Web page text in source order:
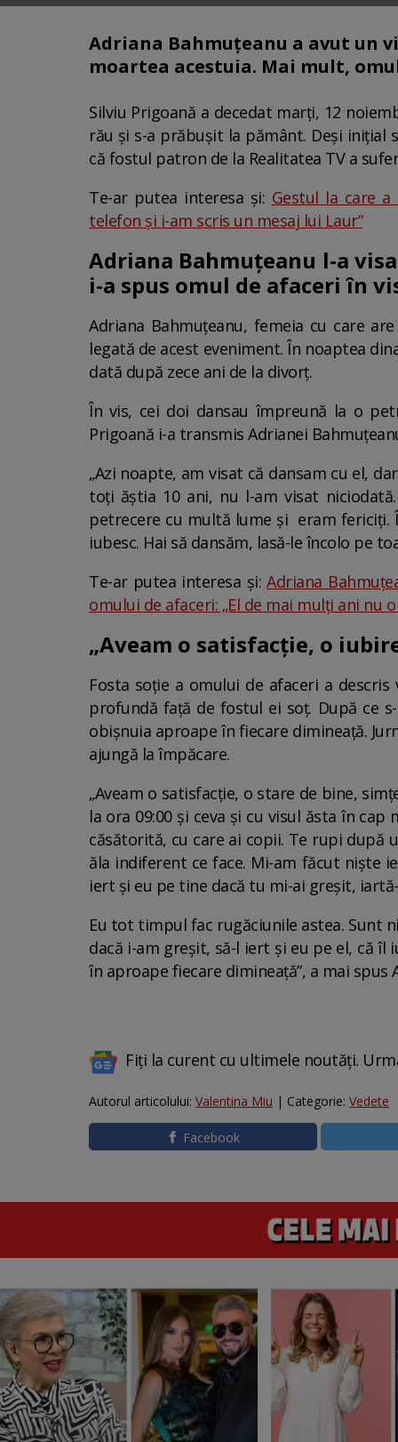
Adriana Bahmuțeanu a avut un
moartea acestuia. Mai mult,
Silviu Prigoană a decedat marți, 12
rău și s-a prăbușit la pământ. Deși inițial
că fostul patron de la Realitatea TV a
Te-ar putea interesa și: Gestul la care
telefon și i-am scris un mesaj lui Laur”
Adriana Bahmuțeanu l-a
i-a spus omul de afaceri în
Adriana Bahmuțeanu, femeia cu care
legată de acest eveniment. În noaptea
dată după zece ani de la divorț.
În vis, cei doi dansau împreună la o
Prigoană i-a transmis Adrianei
„Azi noapte, am visat că dansam cu el,
toți ăștia 10 ani, nu l-am visat
petrecere cu multă lume și eram fericiți.
iubesc. Hai să dansăm, lasă-le încolo pe
Te-ar putea interesa și:Adriana
omului de afaceri: „El de mai mulți ani nu
„Aveam o satisfacție, o
Fosta soție a omului de afaceri a
profundă față de fostul ei soț. După ce
obișnuia aproape în fiecare dimineață.
ajungă la împăcare.
„Aveam o satisfacție, o stare de bine,
la ora 09:00 și ceva și cu visul ăsta în
căsătorită, cu care ai copii. Te rupi după
ăla indiferent ce face. Mi-am făcut niște
iert și eu pe tine dacă tu mi-ai greșit,
Eu tot timpul fac rugăciunile astea. Sunt
dacă i-am greșit, să-l iert și eu pe el, că îl
în aproape fiecare dimineață”, a mai spus
Fiți la curent cu ultimele noutăți.
Autorul articolului: Valentina Miu | Categorie: Vedete
Facebook